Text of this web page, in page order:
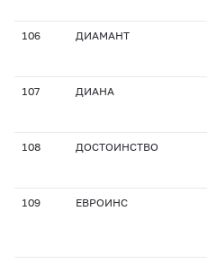
106 ДИАМАНТ
107 ДИАНА
108 ДОСТОИНСТВО
109 ЕВРОИНС